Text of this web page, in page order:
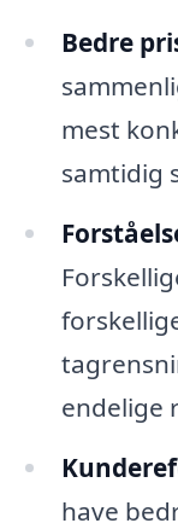
Bedre
mest
samtidig
endelige
have